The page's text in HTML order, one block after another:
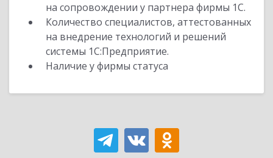
на сопровождении у партнера фирмы 1С.
Количество специалистов, аттестованных
на внедрение технологий и решений
системы 1С:Предприятие.
Наличие у фирмы статуса